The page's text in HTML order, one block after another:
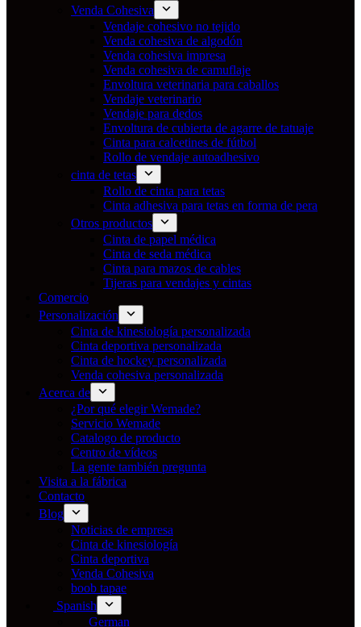
Venda Cohesiva
Vendaje cohesivo no tejido
Venda cohesiva de algodón
Venda cohesiva impresa
Venda cohesiva de camuflaje
Envoltura veterinaria para caballos
Vendaje veterinario
Vendaje para dedos
Envoltura de cubierta de agarre de tatuaje
Cinta para calcetines de fútbol
Rollo de vendaje autoadhesivo
cinta de tetas
Rollo de cinta para tetas
Cinta adhesiva para tetas en forma de pera
Otros productos
Cinta de papel médica
Cinta de seda médica
Cinta para mazos de cables
Tijeras para vendajes y cintas
Comercio
Personalización
Cinta de kinesiología personalizada
Cinta deportiva personalizada
Cinta de hockey personalizada
Venda cohesiva personalizada
Acerca de
¿Por qué elegir Wemade?
Servicio Wemade
Catalogo de producto
Centro de vídeos
La gente también pregunta
Visita a la fábrica
Contacto
Blog
Noticias de empresa
Cinta de kinesiología
Cinta deportiva
Venda Cohesiva
boob tapae
Spanish
German